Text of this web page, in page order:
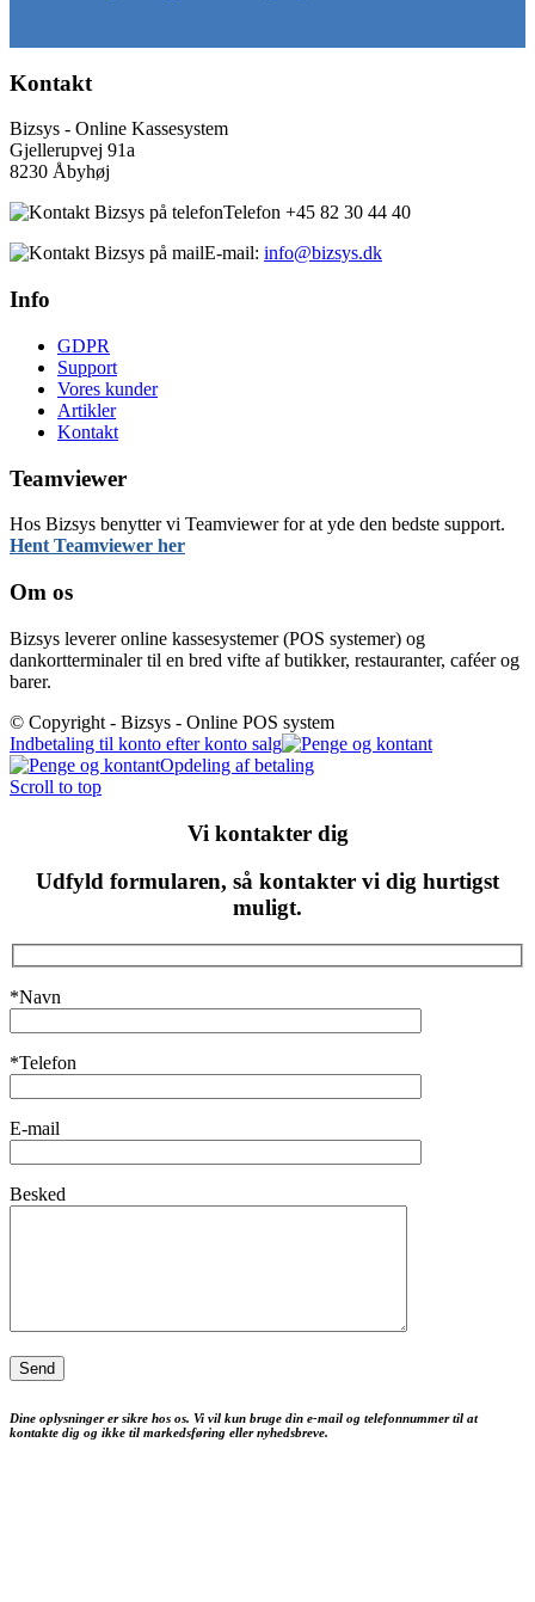
Kontakt
Bizsys - Online Kassesystem
Gjellerupvej 91a
8230 Åbyhøj
Telefon +45 82 30 44 40
E-mail: info@bizsys.dk
Info
GDPR
Support
Vores kunder
Artikler
Kontakt
Teamviewer
Hos Bizsys benytter vi Teamviewer for at yde den bedste support.
Hent Teamviewer her
Om os
Bizsys leverer online kassesystemer (POS systemer) og
dankortterminaler til en bred vifte af butikker, restauranter, caféer og
barer.
© Copyright - Bizsys - Online POS system
Indbetaling til konto efter konto salg
Opdeling af betaling
Scroll to top
Vi kontakter dig
Udfyld formularen, så kontakter vi dig hurtigst
muligt.
*Navn
*Telefon
E-mail
Besked
Dine oplysninger er sikre hos os. Vi vil kun bruge din e-mail og telefonnummer til at
kontakte dig og ikke til markedsføring eller nyhedsbreve.